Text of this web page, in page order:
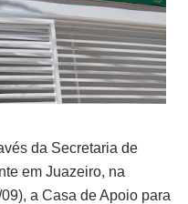
da Secretaria de
em Juazeiro, na
a Casa de Apoio para